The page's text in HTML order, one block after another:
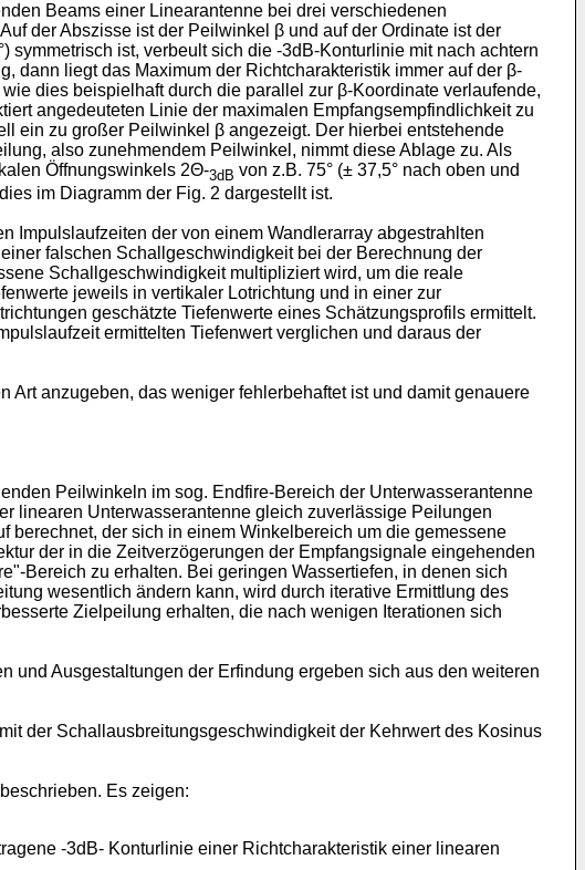
Beams einer Linearantenne bei drei verschiedenen
der Abszisse ist der Peilwinkel β und auf der Ordinate ist der
ist, verbeult sich die -3dB-Konturlinie mit nach achtern
dann liegt das Maximum der Richtcharakteristik immer auf der β-
dies beispielhaft durch die parallel zur β-Koordinate verlaufende,
angedeuteten Linie der maximalen Empfangsempfindlichkeit zu
ein zu großer Peilwinkel β angezeigt. Der hierbei entstehende
also zunehmendem Peilwinkel, nimmt diese Ablage zu. Als
Öffnungswinkels 2Θ-3dB von z.B. 75° (± 37,5° nach oben und
im Diagramm der Fig. 2 dargestellt ist.
Impulslaufzeiten der von einem Wandlerarray abgestrahlten
falschen Schallgeschwindigkeit bei der Berechnung der
Schallgeschwindigkeit multipliziert wird, um die reale
jeweils in vertikaler Lotrichtung und in einer zur
geschätzte Tiefenwerte eines Schätzungsprofils ermittelt.
ermittelten Tiefenwert verglichen und daraus der
anzugeben, das weniger fehlerbehaftet ist und damit genauere
Peilwinkeln im sog. Endfire-Bereich der Unterwasserantenne
linearen Unterwasserantenne gleich zuverlässige Peilungen
der sich in einem Winkelbereich um die gemessene
der in die Zeitverzögerungen der Empfangsignale eingehenden
Bereich zu erhalten. Bei geringen Wassertiefen, in denen sich
wesentlich ändern kann, wird durch iterative Ermittlung des
Zielpeilung erhalten, die nach wenigen Iterationen sich
und Ausgestaltungen der Erfindung ergeben sich aus den weiteren
der Schallausbreitungsgeschwindigkeit der Kehrwert des Kosinus
Es zeigen:
-3dB- Konturlinie einer Richtcharakteristik einer linearen